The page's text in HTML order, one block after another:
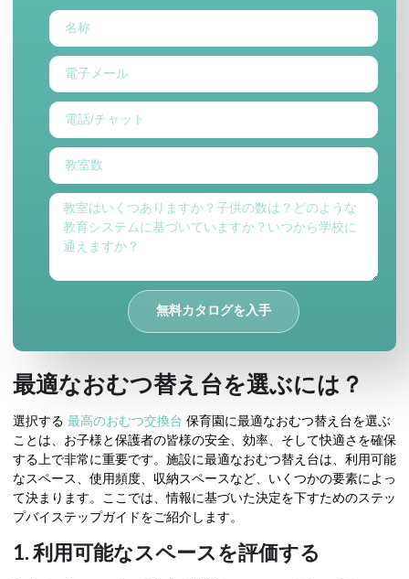
無料カタログを入手
最適なおむつ替え台を選ぶには？
選択する 最高のおむつ交換台 保育園に最適なおむつ替え台を選ぶ
ことは、お子様と保護者の皆様の安全、効率、そして快適さを確保
する上で非常に重要です。施設に最適なおむつ替え台は、利用可能
なスペース、使用頻度、収納スペースなど、いくつかの要素によっ
て決まります。ここでは、情報に基づいた決定を下すためのステッ
プバイステップガイドをご紹介します。
1. 利用可能なスペースを評価する